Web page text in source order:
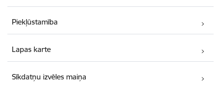
Piekļūstamība
Lapas karte
Sīkdatņu izvēles maiņa